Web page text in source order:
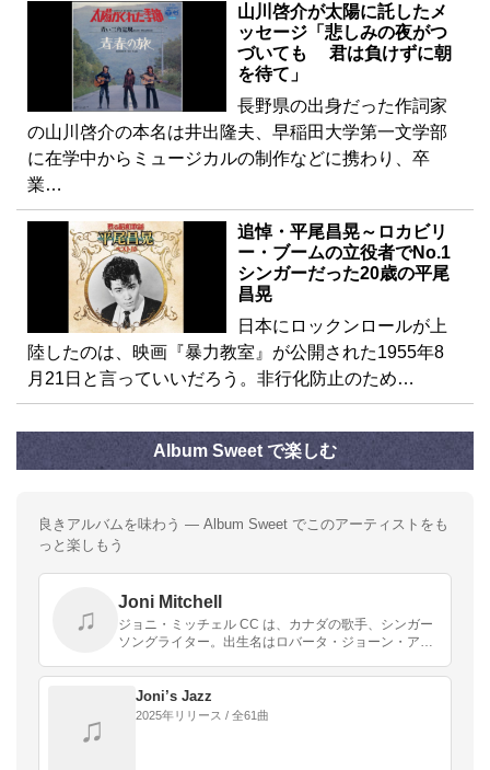
山川啓介が太陽に託したメ
ッセージ「悲しみの夜がつ
づいても 君は負けずに朝
を待て」
長野県の出身だった作詞家
の山川啓介の本名は井出隆夫、早稲田大学第一文学部
に在学中からミュージカルの制作などに携わり、卒
業…
追悼・平尾昌晃～ロカビリ
ー・ブームの立役者でNo.1
シンガーだった20歳の平尾
昌晃
日本にロックンロールが上
陸したのは、映画『暴力教室』が公開された1955年8
月21日と言っていいだろう。非行化防止のため…
Album Sweet で楽しむ
良きアルバムを味わう — Album Sweet でこのアーティストをも
っと楽しもう
♫
Joni Mitchell
ジョニ・ミッチェル CC は、カナダの歌手、シンガー
ソングライター。出生名はロバータ・ジョーン・アン
ジャンルにとらわれないジョニの歌は、ロマンス・女
性ら…
♫
Joni’s Jazz
2025年リリース / 全61曲